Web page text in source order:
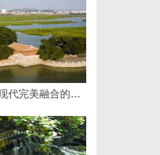
探秘6080影院：怀旧与现代完美融合的观影圣地